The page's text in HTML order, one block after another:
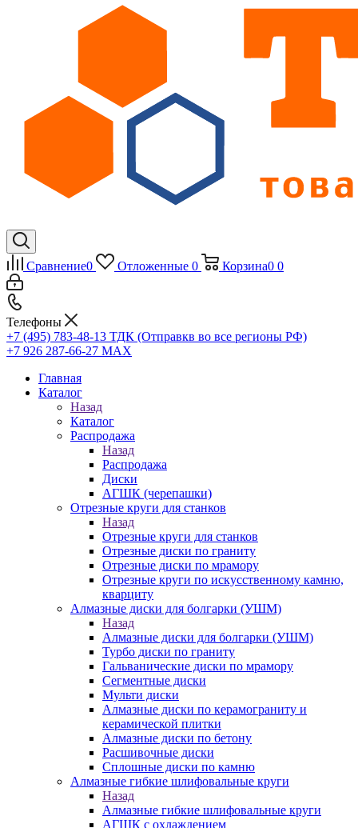
Сравнение0 Отложенные 0 Корзина0 0
Телефоны
+7 (495) 783-48-13 ТДК (Отправкв во все регионы РФ)
+7 926 287-66-27 МАХ
Главная
Каталог
Назад
Каталог
Распродажа
Назад
Распродажа
Диски
АГШК (черепашки)
Отрезные круги для станков
Назад
Отрезные круги для станков
Отрезные диски по граниту
Отрезные диски по мрамору
Отрезные круги по искусственному камню,
кварциту
Алмазные диски для болгарки (УШМ)
Назад
Алмазные диски для болгарки (УШМ)
Турбо диски по граниту
Гальванические диски по мрамору
Сегментные диски
Мульти диски
Алмазные диски по керамограниту и
керамической плитки
Алмазные диски по бетону
Расшивочные диски
Сплошные диски по камню
Алмазные гибкие шлифовальные круги
Назад
Алмазные гибкие шлифовальные круги
АГШК с охлаждением